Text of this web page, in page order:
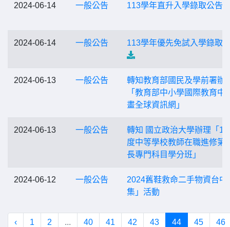
2024-06-14 一般公告 113學年直升入學錄取公告
2024-06-14 一般公告 113學年優先免試入學錄取
2024-06-13 一般公告
轉知教育部國民及學前署辦
「教育部中小學國際教育中
畫全球資訊網」
2024-06-13 一般公告
轉知 國立政治大學辦理「
度中等學校教師在職進修第
長專門科目學分班」
2024-06-12 一般公告
2024舊鞋救命二手物資台中
集」活動
‹ 1 2 ... 40 41 42 43 44 45 46